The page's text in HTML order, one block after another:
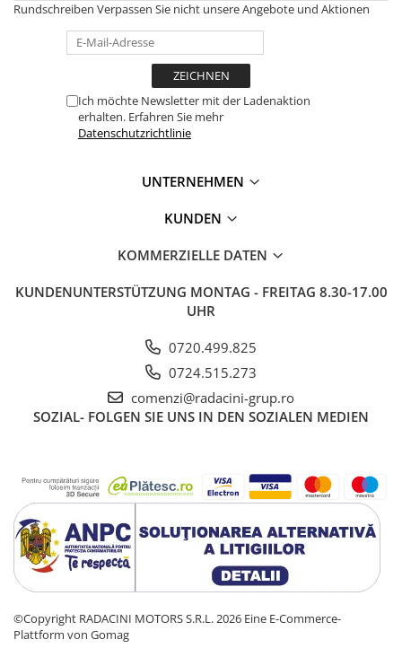
Rundschreiben Verpassen Sie nicht unsere Angebote und Aktionen
Ich möchte Newsletter mit der Ladenaktion
erhalten. Erfahren Sie mehr
Datenschutzrichtlinie
UNTERNEHMEN
KUNDEN
KOMMERZIELLE DATEN
KUNDENUNTERSTÜTZUNG MONTAG - FREITAG 8.30-17.00
UHR
0720.499.825
0724.515.273
comenzi@radacini-grup.ro
SOZIAL- FOLGEN SIE UNS IN DEN SOZIALEN MEDIEN
©Copyright RADACINI MOTORS S.R.L. 2026 Eine E-Commerce-
Plattform von Gomag